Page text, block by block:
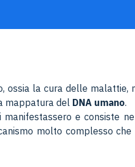
ossia la cura delle malattie,
mappatura del DNA umano.
e consiste
molto complesso